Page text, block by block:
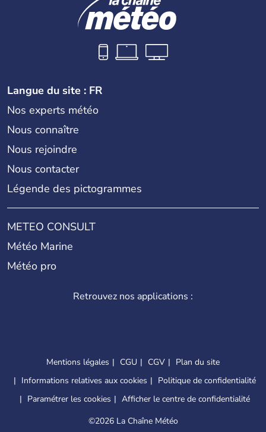
Langue du site : FR
Nos experts météo
Nous connaître
Nous rejoindre
Nous contacter
Légende des pictogrammes
METEO CONSULT
Météo Marine
Météo pro
Retrouvez nos applications :
Mentions légales CGU CGV
Plan du site
Informations relatives aux cookies
Politique de confidentialité
Paramétrer les cookies
Afficher le centre de confidentialité
©2026 La Chaîne Météo